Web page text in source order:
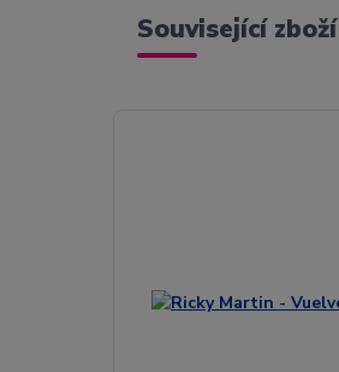
Související zboží